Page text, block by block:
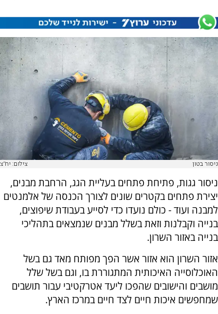
ניסור בטון צילום: יח"צ
ניסור גגות, פתיחת פתחים בעליית הגג, הרחבת מבנים,
יצירת פתחים בקטרים שונים לצורך הכנסה של אלמנטים
למבנה ועוד - כולם נועדו כדי לסייע בעבודת שיפוצים,
בנייה וקבלנות וזאת בשלל מבנים שנמצאים בתהליכי
בנייה באזור השרון.
אזור השרון הוא אזור אשר הפך מפותח מאד גם בשל
האוכלוסייה האיכותית המתגוררת בו, וגם בשל שלל
מושבים והישובים שהפכו ליעד אטרקטיבי עבור תושבים
שמחפשים איכות חיים לצד חיים במרכז הארץ.